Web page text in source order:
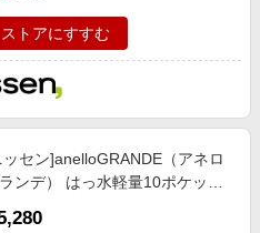
/ブラック/スミクロ)
ストアにすすむ
ッセン]anelloGRANDE（アネロ
ンデ） はっ水軽量10ポケット
ースシューズ)/バッグ/アクセサ